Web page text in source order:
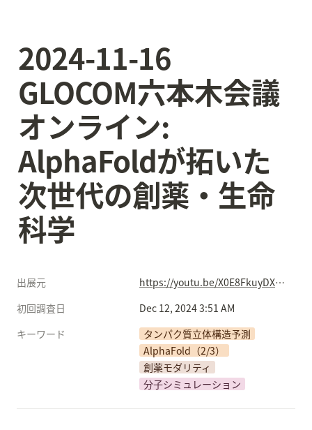
2024-11-16
GLOCOM六本木会議
オンライン:
AlphaFoldが拓いた
次世代の創薬・生命
科学
出展元
https://youtu.be/X0E8FkuyDXk?si=hi1lema-bhzYRRce
初回調査日
Dec 12, 2024 3:51 AM
キーワード
タンパク質立体構造予測
AlphaFold（2/3）
創薬モダリティ
分子シミュレーション